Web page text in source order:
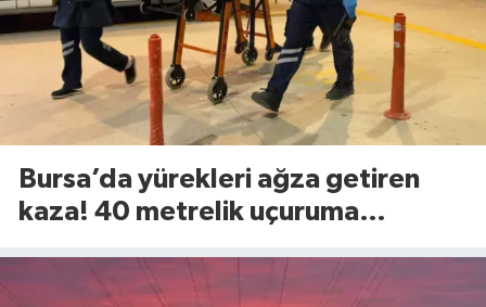
Bursa’da yürekleri ağza getiren
kaza! 40 metrelik uçuruma